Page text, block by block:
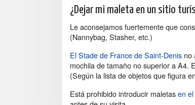
¿Dejar mi maleta en un sitio
Le aconsejamos fuertemente que
(Nannybag, Stasher, etc.)
El Stade de France de Saint-Denis no
mochila de tamaño no superior a A4.
(Según la lista de objetos que figura
Está prohibido introducir maletasen